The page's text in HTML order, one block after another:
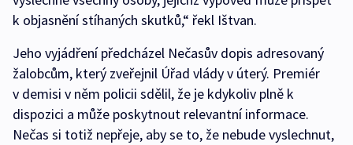
k objasnění stíhaných skutků,“ řekl Ištvan.
Jeho vyjádření předcházel Nečasův dopis adresovaný
žalobcům, který zveřejnil Úřad vlády v úterý. Premiér
v demisi v něm policii sdělil, že je kdykoliv plně k
dispozici a může poskytnout relevantní informace.
Nečas si totiž nepřeje, aby se to, že nebude vyslechnut,